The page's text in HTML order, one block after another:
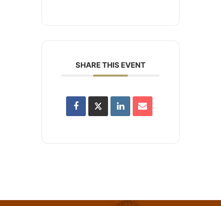
SHARE THIS EVENT